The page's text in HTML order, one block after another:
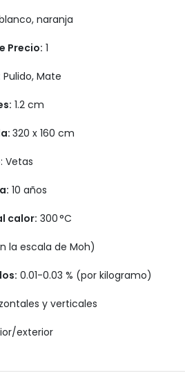
naranja
Precio: 1
Pulido, Mate
1.2 cm
320 x 160 cm
: Vetas
10 años
calor: 300 °C
la escala de Moh)
0.01-0.03 % (por kilogramo)
y verticales
exterior